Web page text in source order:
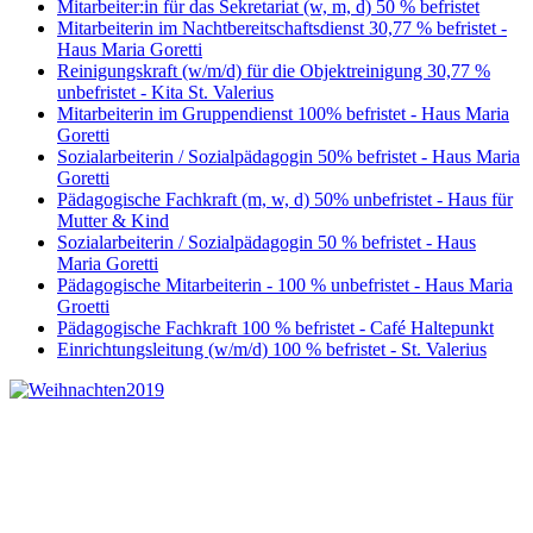
Mitarbeiter:in für das Sekretariat (w, m, d) 50 % befristet
Mitarbeiterin im Nachtbereitschaftsdienst 30,77 % befristet -
Haus Maria Goretti
Reinigungskraft (w/m/d) für die Objektreinigung 30,77 %
unbefristet - Kita St. Valerius
Mitarbeiterin im Gruppendienst 100% befristet - Haus Maria
Goretti
Sozialarbeiterin / Sozialpädagogin 50% befristet - Haus Maria
Goretti
Pädagogische Fachkraft (m, w, d) 50% unbefristet - Haus für
Mutter & Kind
Sozialarbeiterin / Sozialpädagogin 50 % befristet - Haus
Maria Goretti
Pädagogische Mitarbeiterin - 100 % unbefristet - Haus Maria
Groetti
Pädagogische Fachkraft 100 % befristet - Café Haltepunkt
Einrichtungsleitung (w/m/d) 100 % befristet - St. Valerius